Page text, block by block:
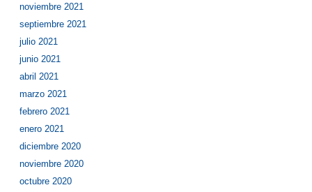
noviembre 2021
septiembre 2021
julio 2021
junio 2021
abril 2021
marzo 2021
febrero 2021
enero 2021
diciembre 2020
noviembre 2020
octubre 2020